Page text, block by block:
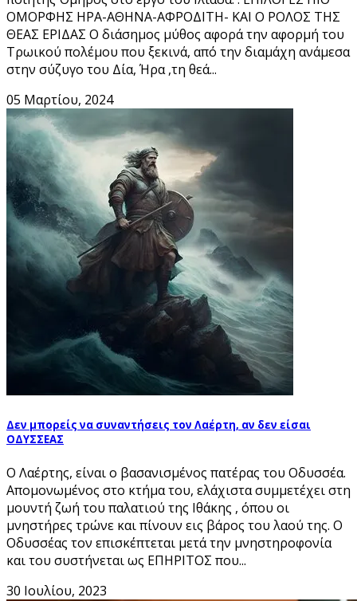
ΟΜΟΡΦΗΣ ΗΡΑ-ΑΘΗΝΑ-ΑΦΡΟΔΙΤΗ- ΚΑΙ Ο ΡΟΛΟΣ ΤΗΣ
ΘΕΑΣ ΕΡΙΔΑΣ Ο διάσημος μύθος αφορά την αφορμή του
Τρωικού πολέμου που ξεκινά, από την διαμάχη ανάμεσα
στην σύζυγο του Δία, Ήρα ,τη θεά...
05 Μαρτίου, 2024
Δεν μπορείς να συναντήσεις τον Λαέρτη, αν δεν είσαι
ΟΔΥΣΣΕΑΣ
Ο Λαέρτης, είναι ο βασανισμένος πατέρας του Οδυσσέα.
Απομονωμένος στο κτήμα του, ελάχιστα συμμετέχει στη
μουντή ζωή του παλατιού της Ιθάκης , όπου οι
μνηστήρες τρώνε και πίνουν εις βάρος του λαού της. Ο
Οδυσσέας τον επισκέπτεται μετά την μνηστηροφονία
και του συστήνεται ως ΕΠΗΡΙΤΟΣ που...
30 Ιουλίου, 2023